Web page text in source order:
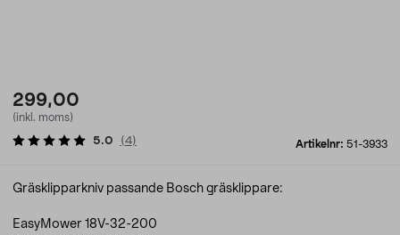
299,00
(inkl. moms)
Artikelnr: 51-3933
5.0 (4)
Gräsklipparkniv passande Bosch gräsklippare:
EasyMower 18V-32-200